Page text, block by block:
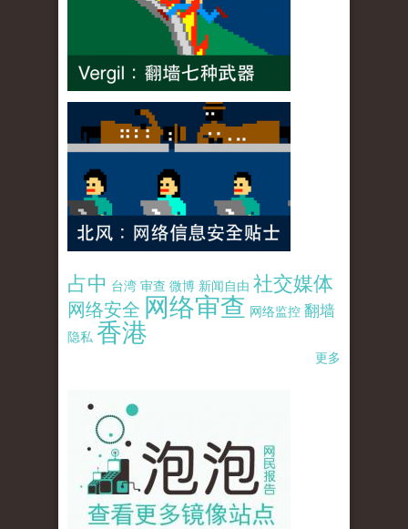
占中 台湾 审查 微博 新闻自由 社交媒体
网络安全 网络审查 网络监控 翻墙
隐私 香港
更多
pao-pao-banner-mirror-site-120814.jpg